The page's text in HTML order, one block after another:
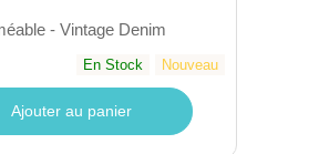
- Vintage Denim
En Stock Nouveau
Ajouter au panier